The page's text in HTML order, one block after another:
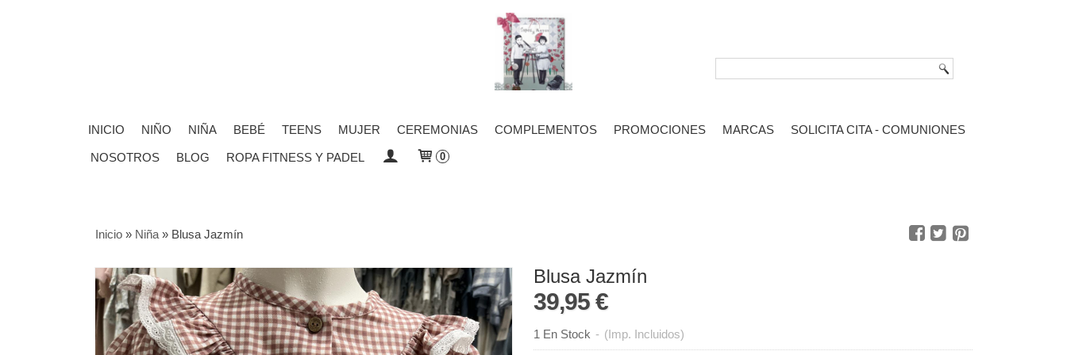
INICIO NIÑO NIÑA BEBÉ TEENS MUJER CEREMONIAS COMPLEMENTOS PROMOCIONES MARCAS SOLICITA CITA - COMUNIONES
NOSOTROS BLOG ROPA FITNESS Y PADEL 0
Inicio» Niña» Blusa Jazmín
Blusa Jazmín
39,95 €
1 En Stock - (Imp. Incluidos)